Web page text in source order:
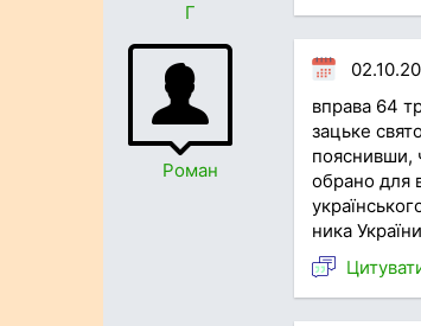
Г
Роман
вправа 64
зацьке
пояснивши,
обрано для
ника